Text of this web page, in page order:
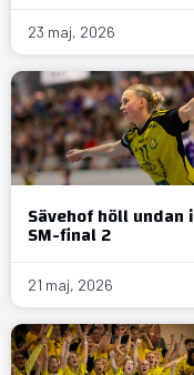
23 maj, 2026
Sävehof höll undan i
SM-final 2
21 maj, 2026